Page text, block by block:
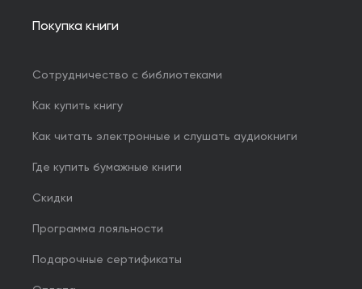
Покупка книги
Сотрудничество с библиотеками
Как купить книгу
Как читать электронные и слушать аудиокниги
Где купить бумажные книги
Скидки
Программа лояльности
Подарочные сертификаты